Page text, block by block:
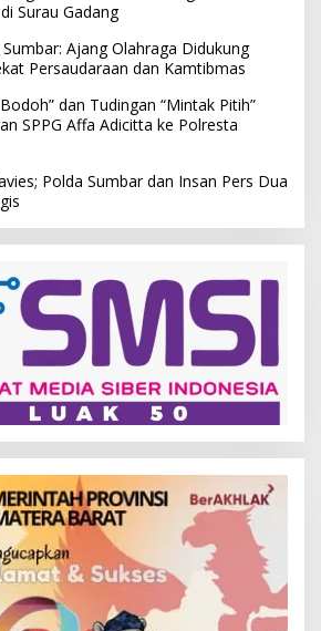
Surau Gadang
Ajang Olahraga Didukung
Persaudaraan dan Kamtibmas
dan Tudingan “Mintak Pitih”
SPPG Affa Adicitta ke Polresta
Polda Sumbar dan Insan Pers Dua